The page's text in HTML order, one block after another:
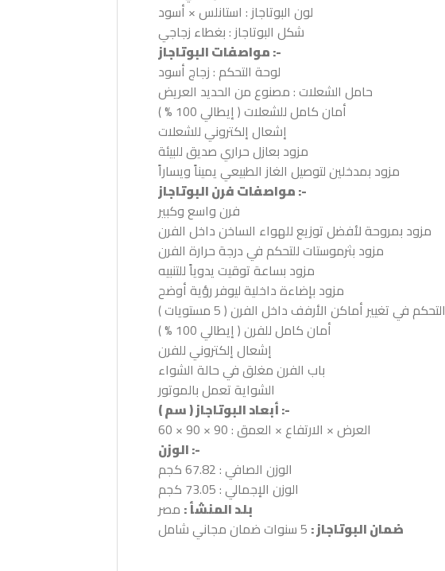
لون البوتاجاز : استانلس × أسود
شكل البوتاجاز : بغطاء زجاجي
مواصفات البوتاجاز :-
لوحة التحكم : زجاج أسود
حامل الشعلات : مصنوع من الحديد العريض
أمان كامل للشعلات ( إيطالي 100 % )
إشعال إلكتروني للشعلات
مزود بعازل حراري صديق للبيئة
مزود بمدخلين لتوصيل الغاز الطبيعي يميناً ويساراً
مواصفات فرن البوتاجاز :-
فرن واسع وكبير
مزود بمروحة لأفضل توزيع للهواء الساخن داخل الفرن
مزود بثرموستات للتحكم في درجة حرارة الفرن
مزود بساعة توقيت يدوياً للتنبيه
مزود بإضاءة داخلية ليوفر رؤية أوضح
التحكم في تغيير أماكن الأرفف داخل الفرن ( 5 مستويات )
أمان كامل للفرن ( إيطالي 100 % )
إشعال إلكتروني للفرن
باب الفرن مغلق في حالة الشواء
الشواية تعمل بالموتور
أبعاد البوتاجاز ( سم ) :-
العرض × الارتفاع × العمق : 90 × 90 × 60
الوزن :-
الوزن الصافي : 67.82 كجم
الوزن الإجمالي : 73.05 كجم
بلد المنشأ : مصر
ضمان البوتاجاز :